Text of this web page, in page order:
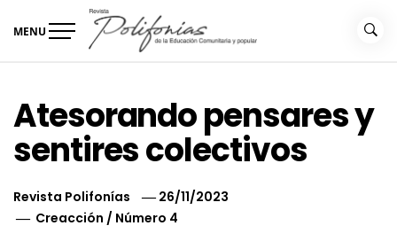
MENU
Atesorando pensares y
sentires colectivos
Revista Polifonías
26/11/2023
Creacción / Número 4